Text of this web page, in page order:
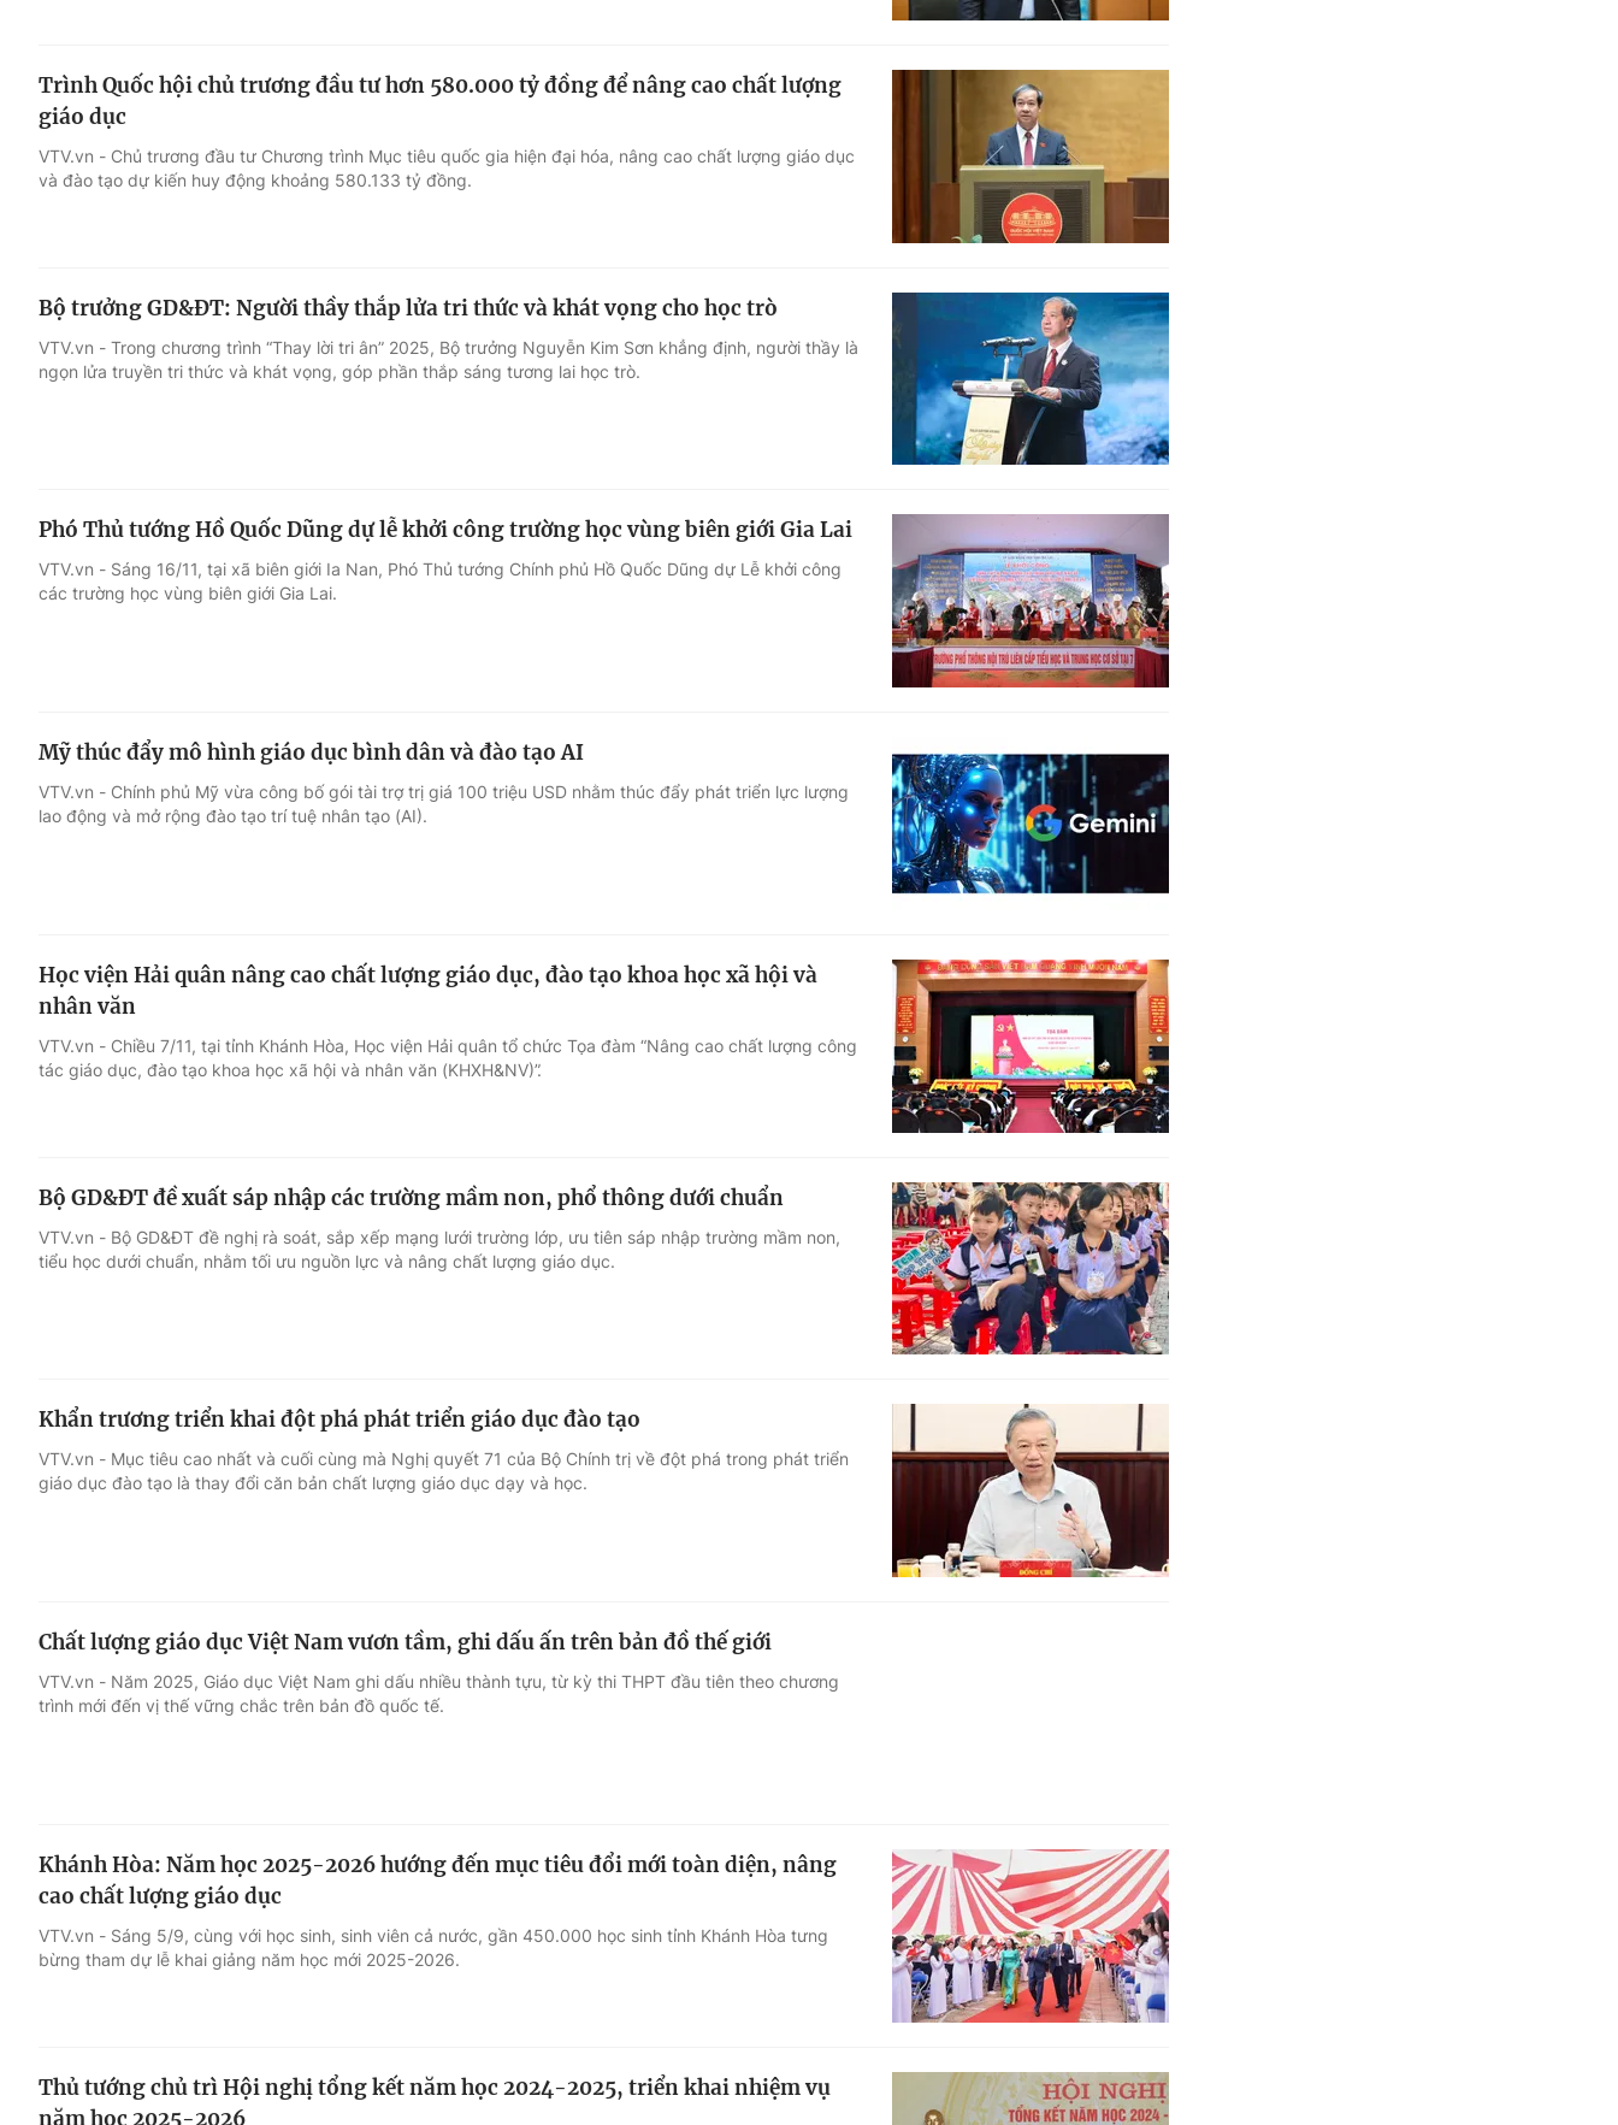
Trình Quốc hội chủ trương đầu tư hơn 580.000 tỷ đồng để nâng cao chất lượng
giáo dục
VTV.vn - Chủ trương đầu tư Chương trình Mục tiêu quốc gia hiện đại hóa, nâng cao chất lượng giáo dục
và đào tạo dự kiến huy động khoảng 580.133 tỷ đồng.
Bộ trưởng GD&ĐT: Người thầy thắp lửa tri thức và khát vọng cho học trò
VTV.vn - Trong chương trình “Thay lời tri ân” 2025, Bộ trưởng Nguyễn Kim Sơn khẳng định, người thầy là
ngọn lửa truyền tri thức và khát vọng, góp phần thắp sáng tương lai học trò.
Phó Thủ tướng Hồ Quốc Dũng dự lễ khởi công trường học vùng biên giới Gia Lai
VTV.vn - Sáng 16/11, tại xã biên giới Ia Nan, Phó Thủ tướng Chính phủ Hồ Quốc Dũng dự Lễ khởi công
các trường học vùng biên giới Gia Lai.
Mỹ thúc đẩy mô hình giáo dục bình dân và đào tạo AI
VTV.vn - Chính phủ Mỹ vừa công bố gói tài trợ trị giá 100 triệu USD nhằm thúc đẩy phát triển lực lượng
lao động và mở rộng đào tạo trí tuệ nhân tạo (AI).
Học viện Hải quân nâng cao chất lượng giáo dục, đào tạo khoa học xã hội và
nhân văn
VTV.vn - Chiều 7/11, tại tỉnh Khánh Hòa, Học viện Hải quân tổ chức Tọa đàm “Nâng cao chất lượng công
tác giáo dục, đào tạo khoa học xã hội và nhân văn (KHXH&NV)”.
Bộ GD&ĐT đề xuất sáp nhập các trường mầm non, phổ thông dưới chuẩn
VTV.vn - Bộ GD&ĐT đề nghị rà soát, sắp xếp mạng lưới trường lớp, ưu tiên sáp nhập trường mầm non,
tiểu học dưới chuẩn, nhằm tối ưu nguồn lực và nâng chất lượng giáo dục.
Khẩn trương triển khai đột phá phát triển giáo dục đào tạo
VTV.vn - Mục tiêu cao nhất và cuối cùng mà Nghị quyết 71 của Bộ Chính trị về đột phá trong phát triển
giáo dục đào tạo là thay đổi căn bản chất lượng giáo dục dạy và học.
Chất lượng giáo dục Việt Nam vươn tầm, ghi dấu ấn trên bản đồ thế giới
VTV.vn - Năm 2025, Giáo dục Việt Nam ghi dấu nhiều thành tựu, từ kỳ thi THPT đầu tiên theo chương
trình mới đến vị thế vững chắc trên bản đồ quốc tế.
Khánh Hòa: Năm học 2025-2026 hướng đến mục tiêu đổi mới toàn diện, nâng
cao chất lượng giáo dục
VTV.vn - Sáng 5/9, cùng với học sinh, sinh viên cả nước, gần 450.000 học sinh tỉnh Khánh Hòa tưng
bừng tham dự lễ khai giảng năm học mới 2025-2026.
Thủ tướng chủ trì Hội nghị tổng kết năm học 2024-2025, triển khai nhiệm vụ
năm học 2025-2026